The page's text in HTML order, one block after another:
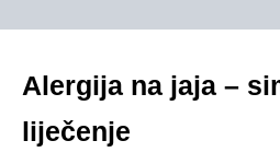
Alergija na jaja –
liječenje